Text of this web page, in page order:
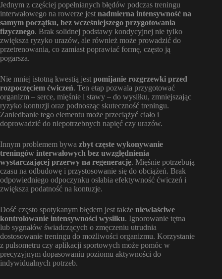
Jednym z częściej popełnianych błędów podczas treningu
interwałowego na rowerze jest nadmierna intensywność na
samym początku, bez wcześniejszego przygotowania
fizycznego. Brak solidnej podstawy kondycyjnej nie tylko
zwiększa ryzyko urazów, ale również może prowadzić do
przetrenowania, co zamiast poprawiać formę, często ją
pogarsza.
Nie mniej istotną kwestią jest pomijanie rozgrzewki przed
rozpoczęciem ćwiczeń. Ten etap pozwala przygotować
organizm – serce, mięśnie i stawy – do wysiłku, zmniejszając
ryzyko kontuzji oraz podnosząc skuteczność treningu.
Zaniedbanie tego elementu może przeciążyć ciało i
doprowadzić do niepotrzebnych napięć czy urazów.
Innym problemem bywa zbyt częste wykonywanie
treningów interwałowych bez uwzględnienia
wystarczającej przerwy na regenerację. Mięśnie potrzebują
czasu na odbudowę i przystosowanie się do obciążeń. Brak
odpowiedniego odpoczynku osłabia efektywność ćwiczeń i
zwiększa podatność na kontuzje.
Dość często spotykanym błędem jest także niewłaściwe
kontrolowanie intensywności wysiłku. Ignorowanie tętna
lub sygnałów świadczących o zmęczeniu utrudnia
dostosowanie treningu do możliwości organizmu. Korzystanie
z pulsometru czy aplikacji sportowych może pomóc w
precyzyjnym dopasowaniu poziomu aktywności do
indywidualnych potrzeb.